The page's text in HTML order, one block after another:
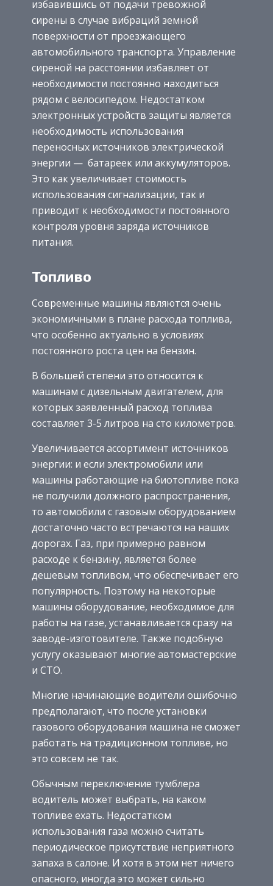
избавившись от подачи тревожной
сирены в случае вибраций земной
поверхности от проезжающего
автомобильного транспорта. Управление
сиреной на расстоянии избавляет от
необходимости постоянно находиться
рядом с велосипедом. Недостатком
электронных устройств защиты является
необходимость использования
переносных источников электрической
энергии — батареек или аккумуляторов.
Это как увеличивает стоимость
использования сигнализации, так и
приводит к необходимости постоянного
контроля уровня заряда источников
питания.
Топливо
Современные машины являются очень
экономичными в плане расхода топлива,
что особенно актуально в условиях
постоянного роста цен на бензин.
В большей степени это относится к
машинам с дизельным двигателем, для
которых заявленный расход топлива
составляет 3-5 литров на сто километров.
Увеличивается ассортимент источников
энергии: и если электромобили или
машины работающие на биотопливе пока
не получили должного распространения,
то автомобили с газовым оборудованием
достаточно часто встречаются на наших
дорогах. Газ, при примерно равном
расходе к бензину, является более
дешевым топливом, что обеспечивает его
популярность. Поэтому на некоторые
машины оборудование, необходимое для
работы на газе, устанавливается сразу на
заводе-изготовителе. Также подобную
услугу оказывают многие автомастерские
и СТО.
Многие начинающие водители ошибочно
предполагают, что после установки
газового оборудования машина не сможет
работать на традиционном топливе, но
это совсем не так.
Обычным переключение тумблера
водитель может выбрать, на каком
топливе ехать. Недостатком
использования газа можно считать
периодическое присутствие неприятного
запаха в салоне. И хотя в этом нет ничего
опасного, иногда это может сильно